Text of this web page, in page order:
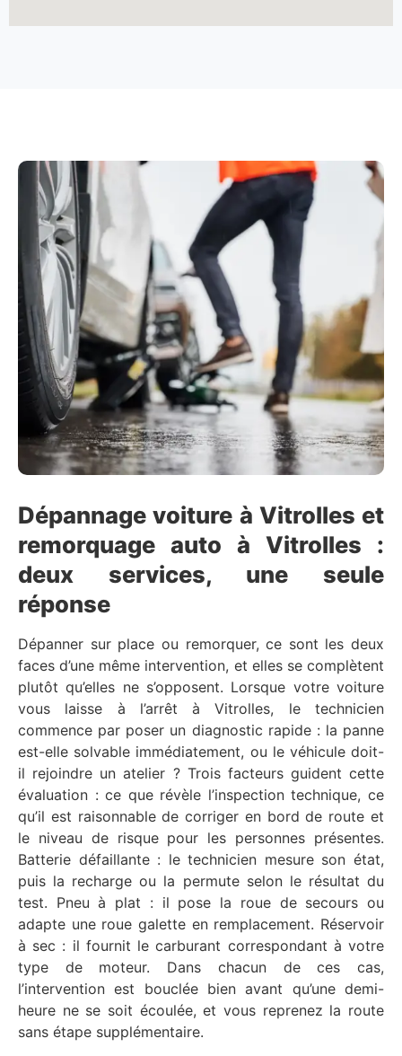
Dépannage voiture à Vitrolles et
remorquage auto à Vitrolles :
deux services, une seule
réponse
Dépanner sur place ou remorquer, ce sont les deux
faces d’une même intervention, et elles se complètent
plutôt qu’elles ne s’opposent. Lorsque votre voiture
vous laisse à l’arrêt à Vitrolles, le technicien
commence par poser un diagnostic rapide : la panne
est-elle solvable immédiatement, ou le véhicule doit-
il rejoindre un atelier ? Trois facteurs guident cette
évaluation : ce que révèle l’inspection technique, ce
qu’il est raisonnable de corriger en bord de route et
le niveau de risque pour les personnes présentes.
Batterie défaillante : le technicien mesure son état,
puis la recharge ou la permute selon le résultat du
test. Pneu à plat : il pose la roue de secours ou
adapte une roue galette en remplacement. Réservoir
à sec : il fournit le carburant correspondant à votre
type de moteur. Dans chacun de ces cas,
l’intervention est bouclée bien avant qu’une demi-
heure ne se soit écoulée, et vous reprenez la route
sans étape supplémentaire.